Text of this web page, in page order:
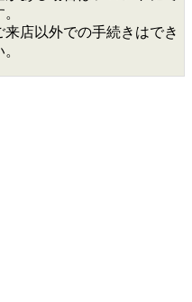
店以外での手続きはでき